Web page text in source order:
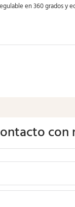
en 360 grados y
con